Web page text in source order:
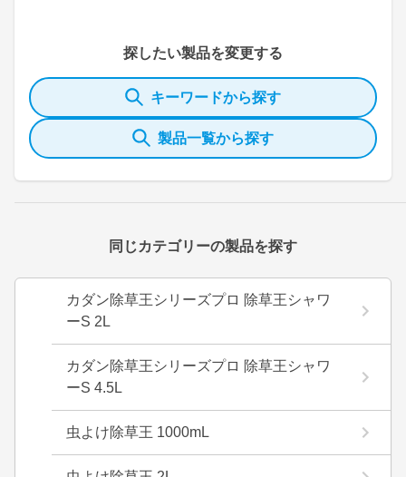
探したい製品を変更する
キーワードから探す
製品一覧から探す
同じカテゴリーの製品を探す
カダン除草王シリーズプロ 除草王シャワ
ーS 2L
カダン除草王シリーズプロ 除草王シャワ
ーS 4.5L
虫よけ除草王 1000mL